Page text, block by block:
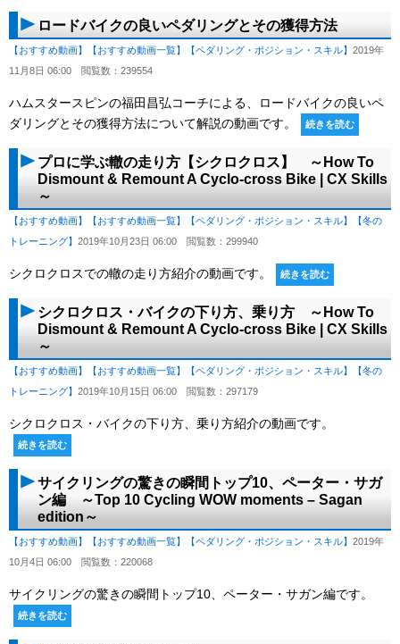
ロードバイクの良いペダリングとその獲得方法
【おすすめ動画】 【おすすめ動画一覧】 【ペダリング・ポジション・スキル】 2019年
11月8日 06:00 閲覧数：239554
ハムスタースピンの福田昌弘コーチによる、ロードバイクの良いペ
ダリングとその獲得方法について解説の動画です。
続きを読む
プロに学ぶ轍の走り方【シクロクロス】 ～How To
Dismount & Remount A Cyclo-cross Bike | CX Skills
～
【おすすめ動画】 【おすすめ動画一覧】 【ペダリング・ポジション・スキル】
【冬の
トレーニング】 2019年10月23日 06:00 閲覧数：299940
シクロクロスでの轍の走り方紹介の動画です。 続きを読む
シクロクロス・バイクの下り方、乗り方 ～How To
Dismount & Remount A Cyclo-cross Bike | CX Skills
～
【おすすめ動画】 【おすすめ動画一覧】 【ペダリング・ポジション・スキル】
【冬の
トレーニング】 2019年10月15日 06:00 閲覧数：297179
シクロクロス・バイクの下り方、乗り方紹介の動画です。
続きを読む
サイクリングの驚きの瞬間トップ10、ペーター・サガ
ン編 ～Top 10 Cycling WOW moments – Sagan
edition～
【おすすめ動画】 【おすすめ動画一覧】 【ペダリング・ポジション・スキル】 2019年
10月4日 06:00 閲覧数：220068
サイクリングの驚きの瞬間トップ10、ペーター・サガン編です。
続きを読む